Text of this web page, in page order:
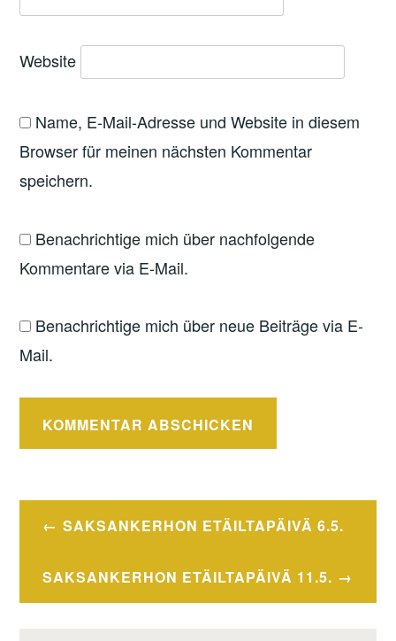
Website
Name, E-Mail-Adresse und Website in diesem
Browser für meinen nächsten Kommentar
speichern.
Benachrichtige mich über nachfolgende
Kommentare via E-Mail.
Benachrichtige mich über neue Beiträge via E-
Mail.
Beitragsnavigation
SAKSANKERHON ETÄILTAPÄIVÄ 6.5.
SAKSANKERHON ETÄILTAPÄIVÄ 11.5.